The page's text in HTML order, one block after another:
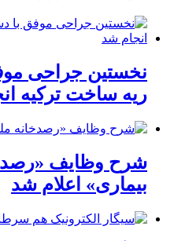
نخستین جراحی
ریه ساخت ترکیه
شرح وظایف
بیماری» اعلام شد